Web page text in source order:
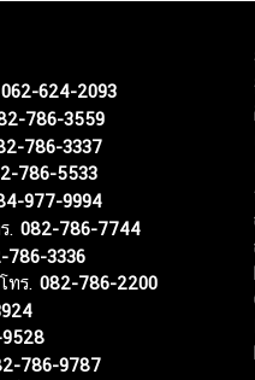
062-624-2093
786-3559
786-3337
786-5533
977-9994
ร.082-786-7744
786-3336
ทร.082-786-2200
786-9787